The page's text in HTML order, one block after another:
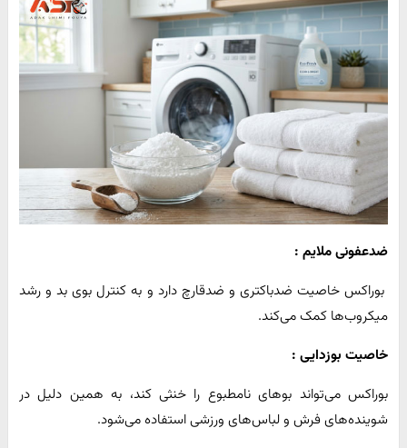
ضدعفونی ملایم :
بوراکس خاصیت ضدباکتری و ضدقارچ دارد و به کنترل بوی بد و رشد
میکروب‌ها کمک می‌کند.
خاصیت بوزدایی :
بوراکس می‌تواند بوهای نامطبوع را خنثی کند، به همین دلیل در
شوینده‌های فرش و لباس‌های ورزشی استفاده می‌شود.